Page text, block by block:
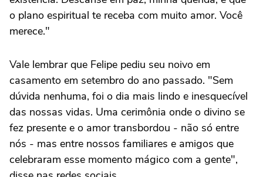
o plano espiritual te receba com muito amor. Você
merece."
Vale lembrar que Felipe pediu seu noivo em
casamento em setembro do ano passado. "Sem
dúvida nenhuma, foi o dia mais lindo e inesquecível
das nossas vidas. Uma cerimônia onde o divino se
fez presente e o amor transbordou - não só entre
nós - mas entre nossos familiares e amigos que
celebraram esse momento mágico com a gente",